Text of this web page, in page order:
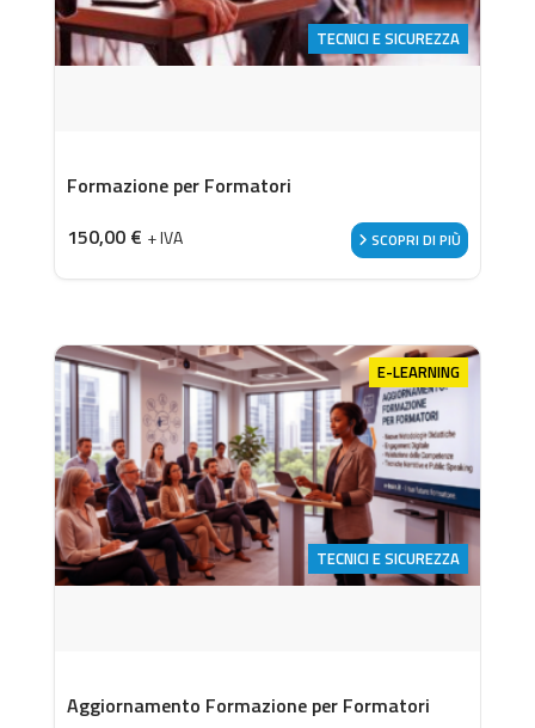
TECNICI E SICUREZZA
Formazione per Formatori
150,00 € + IVA SCOPRI DI PIÙ
E-LEARNING
TECNICI E SICUREZZA
Aggiornamento Formazione per Formatori